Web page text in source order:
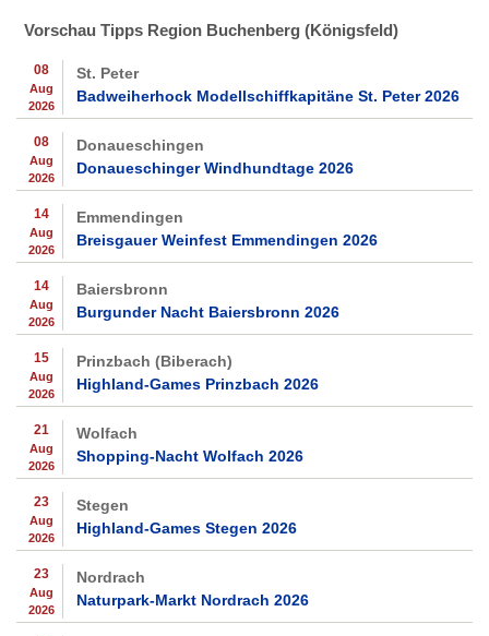
Vorschau Tipps Region Buchenberg (Königsfeld)
08
Aug
2026
St. Peter
Badweiherhock Modellschiffkapitäne St. Peter 2026
08
Aug
2026
Donaueschingen
Donaueschinger Windhundtage 2026
14
Aug
2026
Emmendingen
Breisgauer Weinfest Emmendingen 2026
14
Aug
2026
Baiersbronn
Burgunder Nacht Baiersbronn 2026
15
Aug
2026
Prinzbach (Biberach)
Highland-Games Prinzbach 2026
21
Aug
2026
Wolfach
Shopping-Nacht Wolfach 2026
23
Aug
2026
Stegen
Highland-Games Stegen 2026
23
Aug
2026
Nordrach
Naturpark-Markt Nordrach 2026